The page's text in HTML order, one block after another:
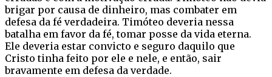
brigar por causa de dinheiro, mas combater em
defesa da fé verdadeira. Timóteo deveria nessa
batalha em favor da fé, tomar posse da vida eterna.
Ele deveria estar convicto e seguro daquilo que
Cristo tinha feito por ele e nele, e então, sair
bravamente em defesa da verdade.